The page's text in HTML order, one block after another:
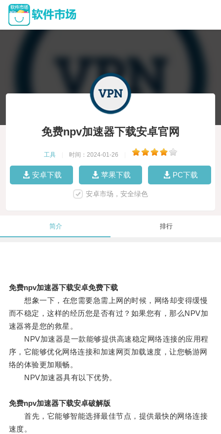
免费npv加速器下载安卓官网
工具 时间：2024-01-26
安卓下载 苹果下载 PC下载
安卓市场，安全绿色
简介 排行
免费npv加速器下载安卓免费下载
想象一下，在您需要急需上网的时候，网络却变得缓慢
而不稳定，这样的经历您是否有过？如果您有，那么NPV加
速器将是您的救星。
NPV加速器是一款能够提供高速稳定网络连接的应用程
序，它能够优化网络连接和加速网页加载速度，让您畅游网
络的体验更加顺畅。
NPV加速器具有以下优势。
免费npv加速器下载安卓破解版
首先，它能够智能选择最佳节点，提供最快的网络连接
速度。